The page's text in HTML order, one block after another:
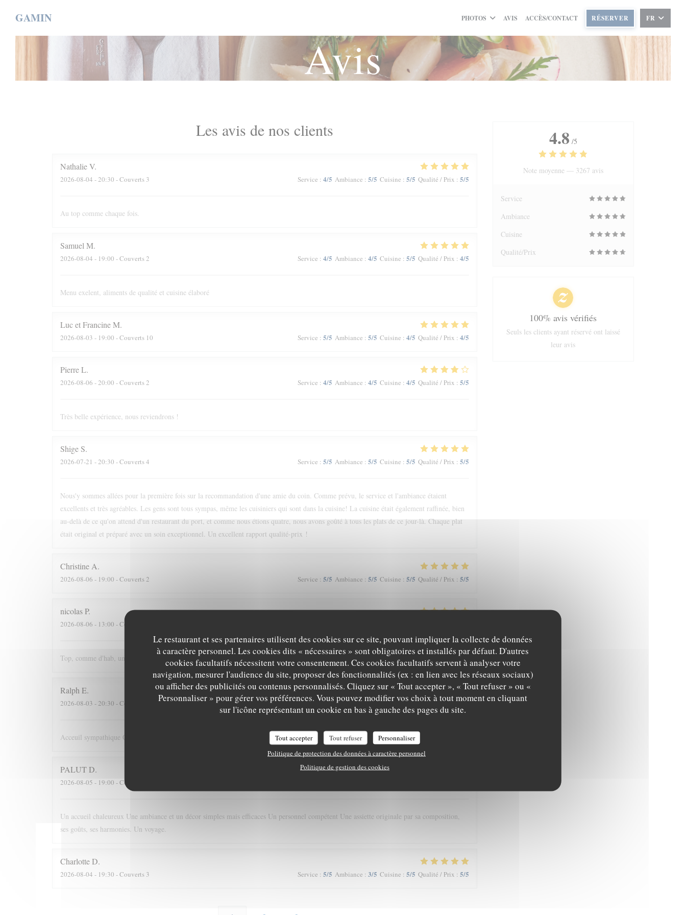
Le restaurant et ses partenaires utilisent des cookies sur ce site, pouvant impliquer la collecte de données
à caractère personnel. Les cookies dits « nécessaires » sont obligatoires et installés par défaut. D'autres
cookies facultatifs nécessitent votre consentement. Ces cookies facultatifs servent à analyser votre
navigation, mesurer l'audience du site, proposer des fonctionnalités (ex : en lien avec les réseaux sociaux)
ou afficher des publicités ou contenus personnalisés. Cliquez sur « Tout accepter », « Tout refuser » ou «
Personnaliser » pour gérer vos préférences. Vous pouvez modifier vos choix à tout moment en cliquant
sur l'icône représentant un cookie en bas à gauche des pages du site.
Tout accepter Tout refuser
Personnaliser
Politique de protection des données à caractère personnel
Politique de gestion des cookies
GAMIN PHOTOS AVIS ACCÈS/CONTACT RÉSERVER FR
Avis
Les avis de nos clients
NathalieV
2026-08-04 - 20:30 - Couverts 3 Service : 4/5 Ambiance : 5/5 Cuisine : 5/5 Qualité / Prix : 5/5
Au top comme chaque fois.
Samuel M
2026-08-04 - 19:00 - Couverts 2 Service : 4/5 Ambiance : 4/5 Cuisine : 5/5 Qualité / Prix : 4/5
Menu exelent, aliments de qualité et cuisine élaboré
Luc et FrancineM
2026-08-03 - 19:00 - Couverts 10 Service : 5/5 Ambiance : 5/5 Cuisine : 4/5 Qualité / Prix : 4/5
PierreL
2026-08-06 - 20:00 - Couverts 2 Service : 4/5 Ambiance : 4/5 Cuisine : 4/5 Qualité / Prix : 5/5
Très belle expérience, nous reviendrons !
Shige S
2026-07-21 - 20:30 - Couverts 4 Service : 5/5 Ambiance : 5/5 Cuisine : 5/5 Qualité / Prix : 5/5
Nous'y sommes allées pour la première fois sur la recommandation d'une amie du coin. Comme prévu, le service et l'ambiance étaient
excellents et très agréables. Les gens sont tous sympas, même les cuisiniers qui sont dans la cuisine! La cuisine était également raffinée, bien
au-delà de ce qu'on attend d'un restaurant du port, et comme nous étions quatre, nous avons goûté à tous les plats de ce jour-là. Chaque plat
était original et préparé avec un soin exceptionnel. Un excellent rapport qualité-prix !
Christine A
2026-08-06 - 19:00 - Couverts 2 Service : 5/5 Ambiance : 5/5 Cuisine : 5/5 Qualité / Prix : 5/5
nicolasP
2026-08-06 - 13:00 - Couverts 3
Top, comme d'hab, un délice
Ralph E
2026-08-03 - 20:30 - Couverts 2 Service : 5/5 Ambiance :5/5 Cuisine:5 /5 Qualité / Prix :5/5
Acceuil sympathique Cuisine originale mais délicieuse centré sur les légumes
PALUTD
2026-08-05 - 19:00 - Couverts 2
Un accueil chaleureux Une ambiance et un décor simples mais efficaces Un personnel compétent Une assiette originale par sa composition,
ses goûts, ses harmonies. Un voyage.
CharlotteD
2026-08-04 - 19:30 - Couverts 3 Service : 5/5 Ambiance : 3/5 Cuisine : 5/5 Qualité / Prix : 5/5
4.8 /5
Note moyenne — 3267 avis
Service
Ambiance
Cuisine
Qualité/Prix
100% avis vérifiés
Seuls les clients ayant réservé ont laissé
leur avis